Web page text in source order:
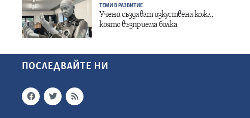
ТЕМИ В РАЗВИТИЕ
Учени създават изкуствена кожа,
която възприема болка
ПОСЛЕДВАЙТЕ НИ